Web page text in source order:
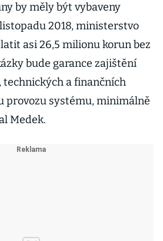
by měly být vybaveny
2018, ministerstvo
asi 26,5 milionu korun bez
bude garance zajištění
technických a finančních
provozu systému, minimálně
Medek.